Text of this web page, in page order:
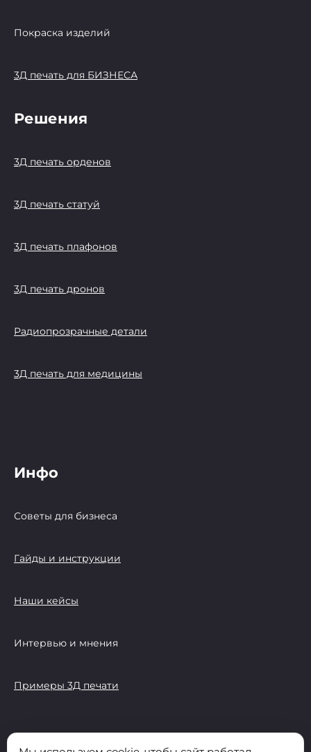
Покраска изделий
3Д печать для БИЗНЕСА
Решения
3Д печать орденов
3Д печать статуй
3Д печать плафонов
3Д печать дронов
Радиопрозрачные детали
3Д печать для медицины
Инфо
Советы для бизнеса
Гайды и инструкции
Наши кейсы
Интервью и мнения
Примеры 3Д печати